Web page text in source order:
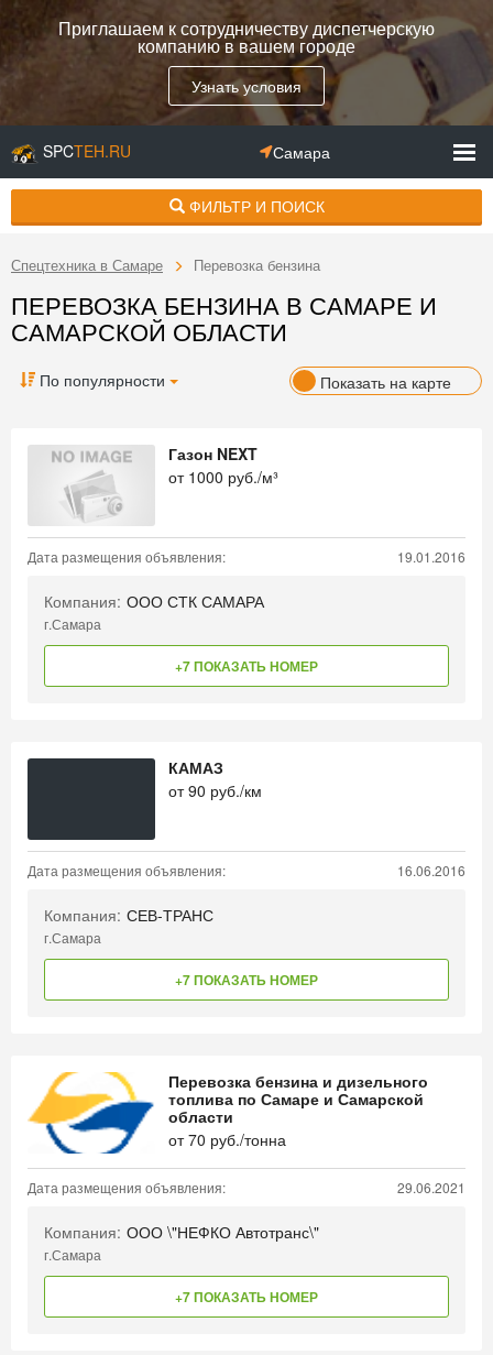
Приглашаем к сотрудничеству диспетчерскую
компанию в вашем городе
Узнать условия
SPCTEH.RU Самара
ФИЛЬТР И ПОИСК
Спецтехника в Самаре Перевозка бензина
ПЕРЕВОЗКА БЕНЗИНА В САМАРЕ И
САМАРСКОЙ ОБЛАСТИ
По популярности Показать на карте
Газон NEXT
от 1000 руб./м³
Дата размещения объявления: 19.01.2016
Компания: ООО СТК САМАРА
г.Самара
+7 ПОКАЗАТЬ НОМЕР
КАМАЗ
от90 руб./км
Дата размещения объявления: 16.06.2016
Компания: СЕВ-ТРАНС
г.Самара
+7 ПОКАЗАТЬ НОМЕР
Перевозка бензина и дизельного
топлива по Самаре и Самарской
области
от70 руб./тонна
Дата размещения объявления: 29.06.2021
Компания: ООО \"НЕФКО Автотранс\"
г.Самара
+7 ПОКАЗАТЬ НОМЕР